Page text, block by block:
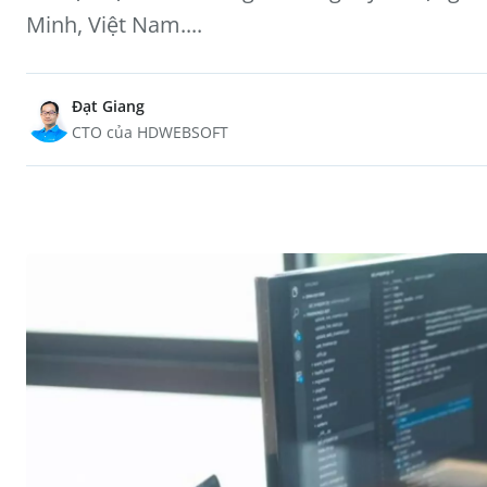
Minh, Việt Nam....
Đạt Giang
CTO của HDWEBSOFT